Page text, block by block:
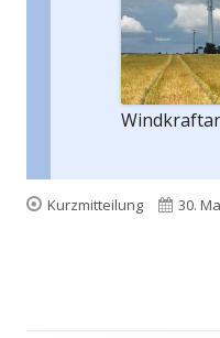
Format
Kurzmitteilung 30.